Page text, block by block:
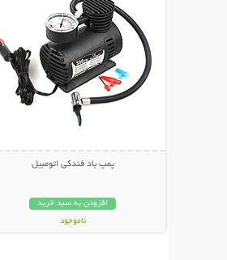
پمپ باد فندکی اتومبیل
افزودن به سبد خرید
ناموجود